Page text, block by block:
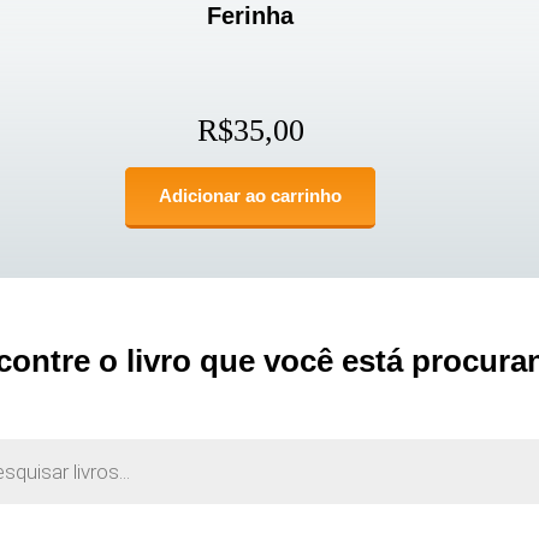
Ferinha
R$35,00
Adicionar ao carrinho
o livro que você está